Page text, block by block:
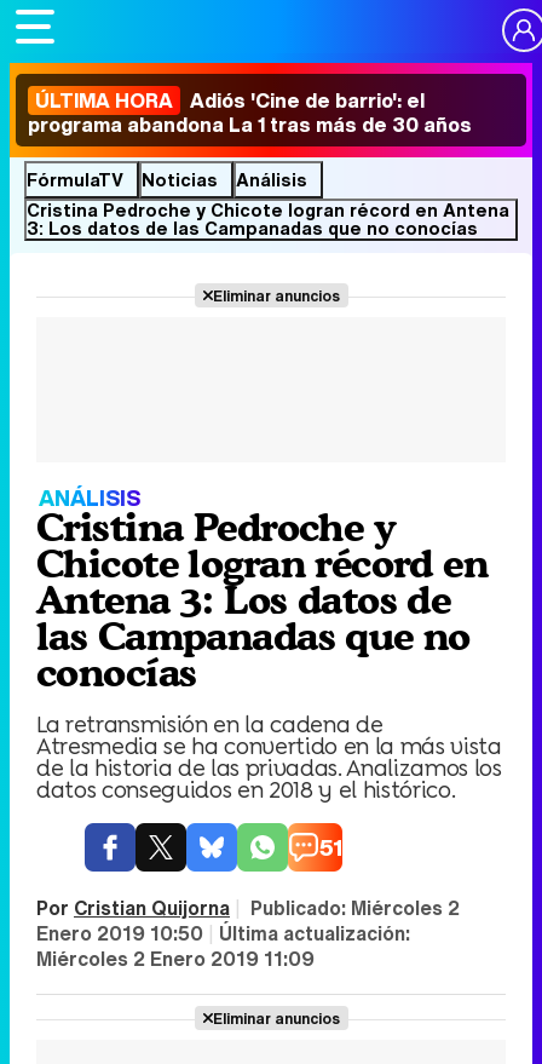
ÚLTIMA HORA Adiós 'Cine de barrio': el
programa abandona La 1 tras más de 30 años
FórmulaTV Noticias
Análisis
Cristina Pedroche y Chicote logran récord en Antena
3: Los datos de las Campanadas que no conocías
Eliminar anuncios
ANÁLISIS
Cristina Pedroche y
Chicote logran récord en
Antena 3: Los datos de
las Campanadas que no
conocías
La retransmisión en la cadena de
Atresmedia se ha convertido en la más vista
de la historia de las privadas. Analizamos los
datos conseguidos en 2018 y el histórico.
51
Por Cristian Quijorna | Publicado: Miércoles 2
Enero 2019 10:50 | Última actualización:
Miércoles 2 Enero 2019 11:09
Eliminar anuncios